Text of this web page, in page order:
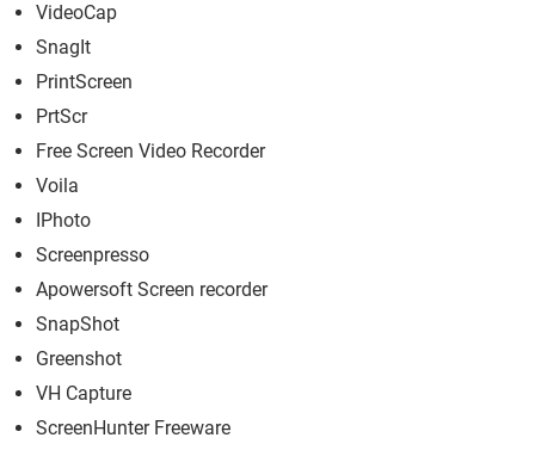
VideoCap
SnagIt
PrintScreen
PrtScr
Free Screen Video Recorder
Voila
IPhoto
Screenpresso
Apowersoft Screen recorder
SnapShot
Greenshot
VH Capture
ScreenHunter Freeware